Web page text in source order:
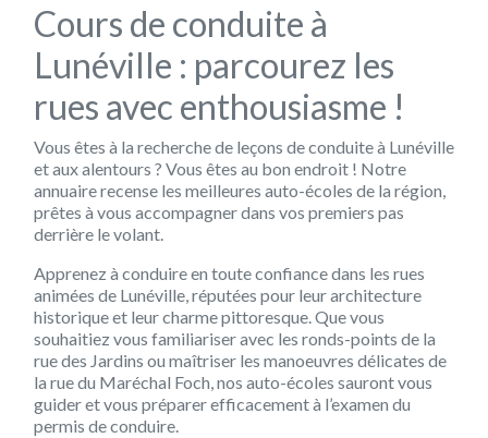
Cours de conduite à
Lunéville : parcourez les
rues avec enthousiasme !
Vous êtes à la recherche de leçons de conduite à Lunéville
et aux alentours ? Vous êtes au bon endroit ! Notre
annuaire recense les meilleures auto-écoles de la région,
prêtes à vous accompagner dans vos premiers pas
derrière le volant.
Apprenez à conduire en toute confiance dans les rues
animées de Lunéville, réputées pour leur architecture
historique et leur charme pittoresque. Que vous
souhaitiez vous familiariser avec les ronds-points de la
rue des Jardins ou maîtriser les manoeuvres délicates de
la rue du Maréchal Foch, nos auto-écoles sauront vous
guider et vous préparer efficacement à l’examen du
permis de conduire.